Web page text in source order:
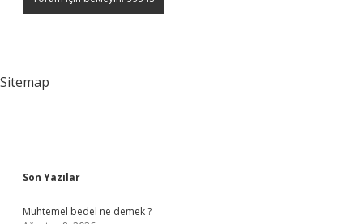
Sitemap
Sidebar
Son Yazılar
Muhtemel bedel ne demek ?